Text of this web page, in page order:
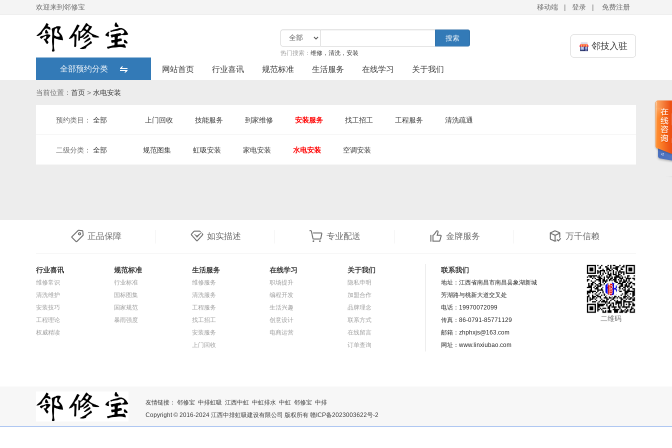
欢迎来到邻修宝 移动端 | 登录 | 免费注册
搜索
热门搜索： 维修，清洗，安装
邻技入驻
全部预约分类 网站首页 行业喜讯 规范标准 生活服务 在线学习 关于我们
当前位置： 首页 > 水电安装
预约类目： 全部 上门回收 技能服务 到家维修 安装服务 找工招工 工程服务 清洗疏通
二级分类： 全部 规范图集 虹吸安装 家电安装 水电安装 空调安装
正品保障 如实描述 专业配送 金牌服务 万千信赖
行业喜讯
维修常识
清洗维护
安装技巧
工程理论
权威精读
规范标准
行业标准
国标图集
国家规范
暴雨强度
生活服务
维修服务
清洗服务
工程服务
找工招工
安装服务
上门回收
在线学习
职场提升
编程开发
生活兴趣
创意设计
电商运营
关于我们
隐私申明
加盟合作
品牌理念
联系方式
在线留言
订单查询
联系我们
地址：江西省南昌市南昌县象湖新城
芳湖路与桃新大道交叉处
电话：19970072099
传真：86-0791-85771129
邮箱：zhphxjs@163.com
网址：www.linxiubao.com
二维码
友情链接： 邻修宝 中排虹吸 江西中虹 中虹排水 中虹 邻修宝 中排
Copyright © 2016-2024 江西中排虹吸建设有限公司 版权所有 赣ICP备2023003622号-2